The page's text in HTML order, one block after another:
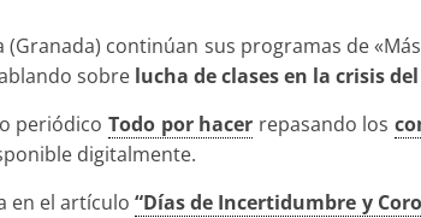
(Granada) continúan sus programas de
sobre lucha de clases en la crisis
periódico Todo por hacer repasando los
digitalmente.
en el artículo“Días de Incertidumbre y